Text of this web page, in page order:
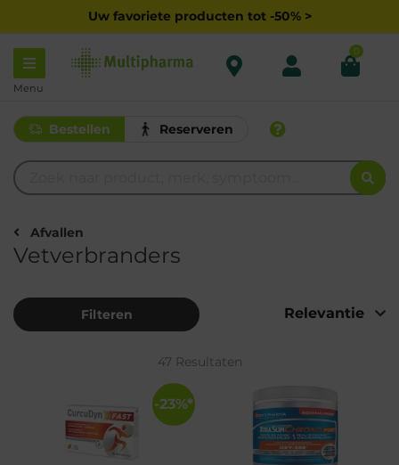
Uw favoriete producten tot -50% >
Menu
0
Bestellen Reserveren
Afvallen
Vetverbranders
Filteren
47 Resultaten
-23%*